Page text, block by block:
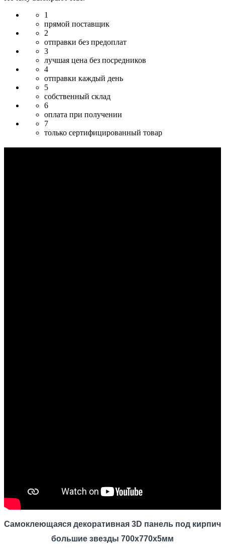
1
прямой поставщик
2
отправки без предоплат
3
лучшая цена без посредников
4
отправки каждый день
5
собственный склад
6
оплата при получении
7
только сертифицированный товар
Самоклеющаяся декоративная 3D панель под кирпич
большие звезды 700x770x5мм